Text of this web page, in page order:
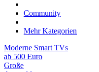
Community
Mehr Kategorien
Moderne Smart TVs
ab 500 Euro
Große